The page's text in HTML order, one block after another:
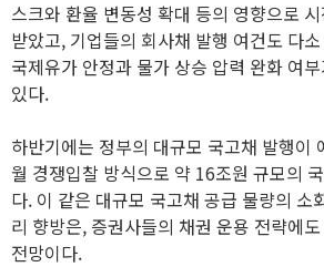
스크와 환율 변동성 확대 등의 영향으로
받았고, 기업들의 회사채 발행 여건도 다
국제유가 안정과 물가 상승 압력 완화 여
있다.
하반기에는 정부의 대규모 국고채 발행이
월 경쟁입찰 방식으로 약 16조원 규모의
다. 이 같은 대규모 국고채 공급 물량의 소
리 향방은, 증권사들의 채권 운용 전략에
전망이다.